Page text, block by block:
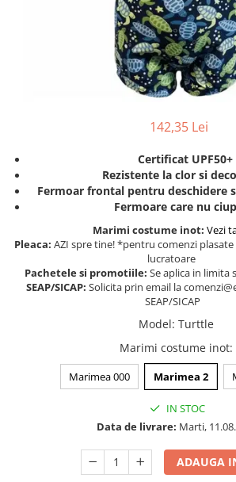
Echipament protectie bicicleta si
Accesorii auto copii
Palarii protectie UV
Accesorii plaja
Puericultura mare
Somnul bebelusului
Carucioare si scaune auto
Tarcuri copii / bebelusi
Ingrijire bebe si mama
Igiena si ingrijire bebelusi
Baia bebelusului
142,35 Lei
Certificat UPF50+
Rezistente la clor si
Fermoar frontal pentru deschidere
Fermoare care nu
Marimi costume inot: Vezi
Pleaca: AZI spre tine! *pentru comenzi plasate
lucratoare
Pachetele si promotiile: Se aplica in limita
SEAP/SICAP: Solicita prin email la
SEAP/SICAP
Model: Turttle
Marimi costume inot:
Marimea 000 Marimea 2
IN STOC
Data de livrare: Marti,
ADAUGA